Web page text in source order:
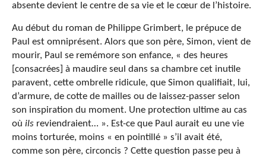
absente devient le centre de sa vie et le cœur de l’histoire.
Au début du roman de Philippe Grimbert, le prépuce de
Paul est omniprésent. Alors que son père, Simon, vient de
mourir, Paul se remémore son enfance, « des heures
[consacrées] à maudire seul dans sa chambre cet inutile
paravent, cette ombrelle ridicule, que Simon qualifiait, lui,
d’armure, de cotte de mailles ou de laissez-passer selon
son inspiration du moment. Une protection ultime au cas
où ils reviendraient… ». Est-ce que Paul aurait eu une vie
moins torturée, moins « en pointillé » s’il avait été,
comme son père, circoncis ? Cette question passe peu à